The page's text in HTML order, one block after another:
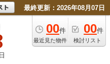
ト 最終更新：2026年08月07日
00件
最近見た物件
00件
検討リスト